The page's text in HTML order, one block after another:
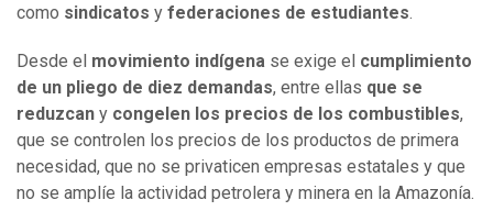
como sindicatos y federaciones de estudiantes.
Desde el movimiento indígena se exige el cumplimiento
de un pliego de diez demandas, entre ellas que se
reduzcan y congelen los precios de los combustibles,
que se controlen los precios de los productos de primera
necesidad, que no se privaticen empresas estatales y que
no se amplíe la actividad petrolera y minera en la Amazonía.